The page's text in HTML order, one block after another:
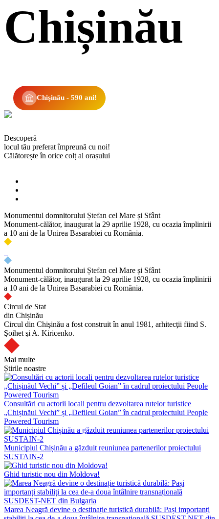
Chișinău
Chişinău - 590 ani!
Descoperă
locul tău preferat împreună cu noi!
Călătorește în orice colț al orașului
Monumentul domnitorului Ștefan cel Mare și Sfânt
Monument-călător, inaugurat la 29 aprilie 1928, cu ocazia împlinirii
a 10 ani de la Unirea Basarabiei cu România.
Monumentul domnitorului Ștefan cel Mare și Sfânt
Monument-călător, inaugurat la 29 aprilie 1928, cu ocazia împlinirii
a 10 ani de la Unirea Basarabiei cu România.
Circul de Stat
din Chișinău
Circul din Chişinău a fost construit în anul 1981, arhitecţii fiind S.
Şoihet şi A. Kiricenko.
Mai multe
Știrile noastre
Consultări cu actorii locali pentru dezvoltarea rutelor turistice
„Chișinăul Vechi” și „Defileul Goian” în cadrul proiectului People
Powered Tourism
Municipiul Chișinău a găzduit reuniunea partenerilor proiectului
SUSTAIN-2
Ghid turistic nou din Moldova!
Marea Neagră devine o destinație turistică durabilă: Pași importanți